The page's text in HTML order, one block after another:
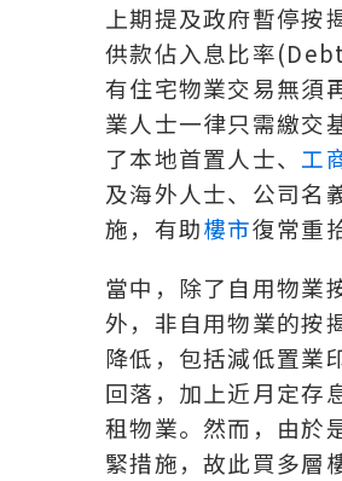
上期提及政府暫停
供款佔入息比率
有住宅物業交易無須
業人士一律只需繳交
了本地首置人士、 工
及海外人士、公司名
施，有助樓市復常重
當中，除了自用物業
外，非自用物業的按
降低，包括減低置業
回落，加上近月定存
租物業。然而，由於
緊措施，故此買多層